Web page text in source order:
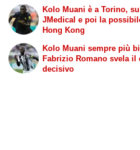
Kolo Muani è a Torino,
JMedical e poi la
Hong Kong
Kolo Muani sempre più
Fabrizio Romano svela il
decisivo